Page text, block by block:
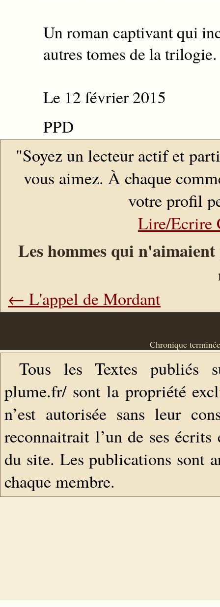
Un roman captivant qui
autres tomes de la trilogie.
Le 12 février 2015
PPD
"Soyez un lecteur actif et
vous aimez. À chaque
votre profil
Lire/Ecrire
Les hommes qui n'aimaient
← L'appel de Mordant
Chronique
Tous les Textes publiés
plume.fr/ sont la propriété
n’est autorisée sans leur
reconnaitrait l’un de ses
du site. Les publications sont
chaque membre.